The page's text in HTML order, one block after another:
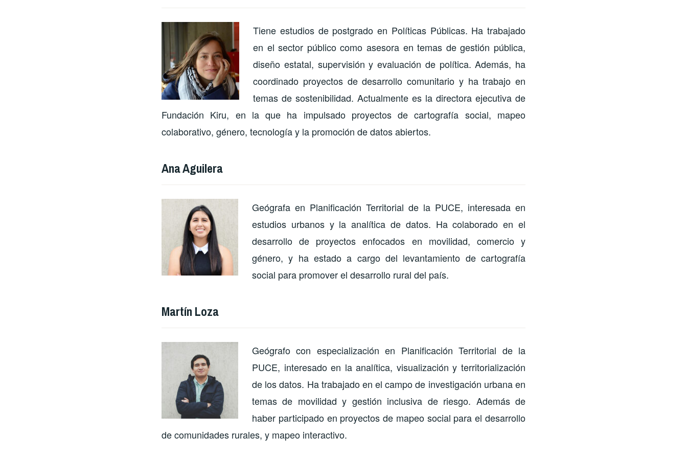
Tiene estudios de postgrado en Políticas Públicas. Ha trabajado
en el sector público como asesora en temas de gestión pública,
diseño estatal, supervisión y evaluación de política. Además, ha
coordinado proyectos de desarrollo comunitario y ha trabajo en
temas de sostenibilidad. Actualmente es la directora ejecutiva de
Fundación Kiru, en la que ha impulsado proyectos de cartografía social, mapeo
colaborativo, género, tecnología y la promoción de datos abiertos.
Ana Aguilera
Geógrafa en Planificación Territorial de la PUCE, interesada en
estudios urbanos y la analítica de datos. Ha colaborado en el
desarrollo de proyectos enfocados en movilidad, comercio y
género, y ha estado a cargo del levantamiento de cartografía
social para promover el desarrollo rural del país.
Martín Loza
Geógrafo con especialización en Planificación Territorial de la
PUCE, interesado en la analítica, visualización y territorialización
de los datos. Ha trabajado en el campo de investigación urbana en
temas de movilidad y gestión inclusiva de riesgo. Además de
haber participado en proyectos de mapeo social para el desarrollo
de comunidades rurales, y mapeo interactivo.